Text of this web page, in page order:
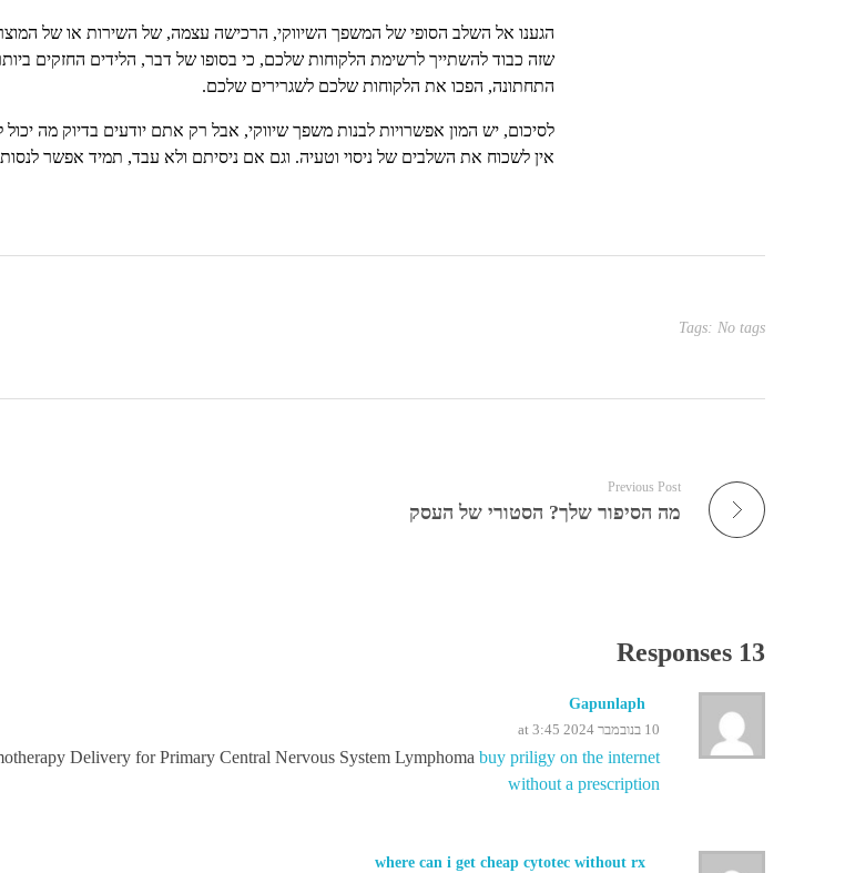
הגענו אל השלב הסופי של המשפך השיווקי, הרכישה עצמה, של השירות או של
שזה כבוד להשתייך לרשימת הלקוחות שלכם, כי בסופו של דבר, הלידים החזקים
התחתונה, הפכו את הלקוחות שלכם לשגרירים שלכם.
לסיכום, יש המון אפשרויות לבנות משפך שיווקי, אבל רק אתם יודעים בדיוק מה
אין לשכוח את השלבים של ניסוי וטעיה. וגם אם ניסיתם ולא עבד, תמיד אפשר
Tags: No tags
Previous Post
מה הסיפור שלך? הסטורי של העסק
13 Responses
Gapunlaph
10 בנובמבר 2024 at 3:45
Delivery for Primary Central Nervous System Lymphoma buy priligy on the internet
without a prescription
where can i get cheap cytotec without rx